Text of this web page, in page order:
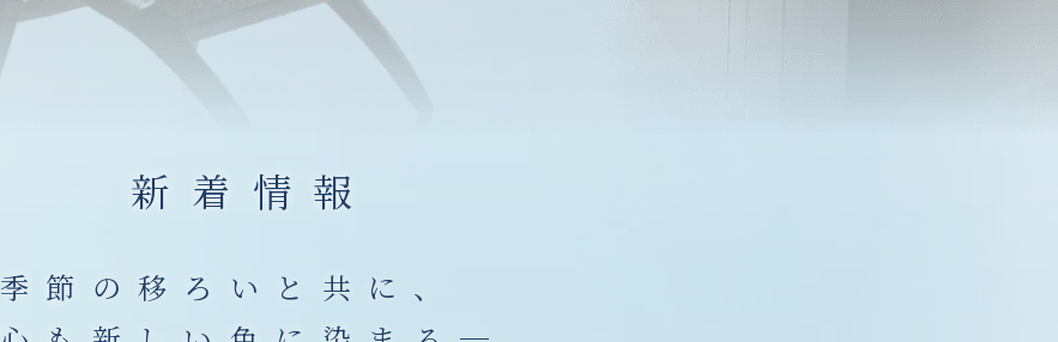
新着情報
季節の移ろいと共に、